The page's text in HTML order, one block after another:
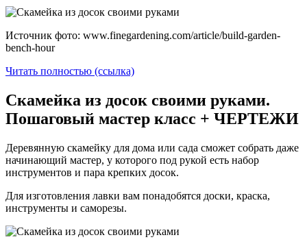
Источник фото: www.finegardening.com/article/build-garden-
bench-hour
Читать полностью (ссылка)
Скамейка из досок своими руками.
Пошаговый мастер класс + ЧЕРТЕЖИ
Деревянную скамейку для дома или сада сможет собрать даже
начинающий мастер, у которого под рукой есть набор
инструментов и пара крепких досок.
Для изготовления лавки вам понадобятся доски, краска,
инструменты и саморезы.